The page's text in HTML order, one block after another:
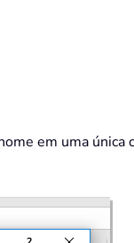
em uma única